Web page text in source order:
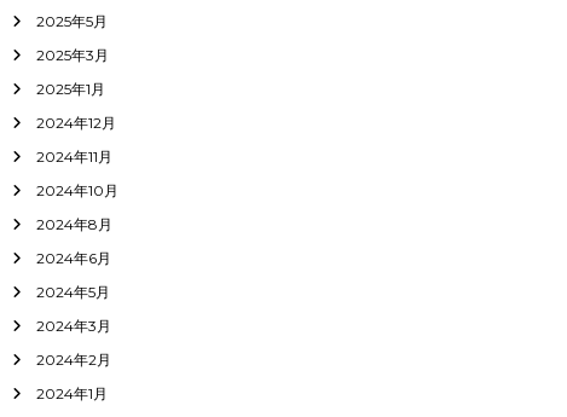
2025年5月
2025年3月
2025年1月
2024年12月
2024年11月
2024年10月
2024年8月
2024年6月
2024年5月
2024年3月
2024年2月
2024年1月